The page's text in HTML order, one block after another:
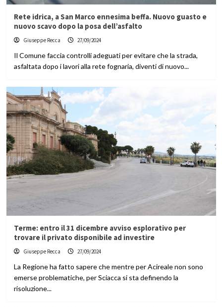
Rete idrica, a San Marco ennesima beffa. Nuovo guasto e
nuovo scavo dopo la posa dell’asfalto
Giuseppe Recca 27/09/2024
Il Comune faccia controlli adeguati per evitare che la strada,
asfaltata dopo i lavori alla rete fognaria, diventi di nuovo...
Terme: entro il 31 dicembre avviso esplorativo per
trovare il privato disponibile ad investire
Giuseppe Recca 27/09/2024
La Regione ha fatto sapere che mentre per Acireale non sono
emerse problematiche, per Sciacca si sta definendo la
risoluzione...